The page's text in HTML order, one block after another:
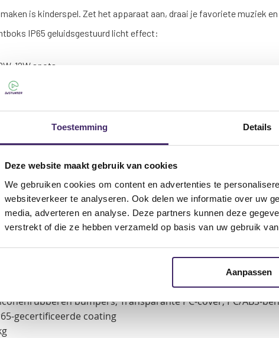
Toestemming Details
Deze website maakt gebruik van cookies
We gebruiken cookies om content en advertenties te
websiteverkeer te analyseren. Ook delen we informatie over uw
media, adverteren en analyse. Deze partners kunnen deze
verstrekt of die ze hebben verzameld op basis van uw gebruik
Aanpassen
is kinderspel. Zet het apparaat aan, draai je favoriete muziek en
IP65 geluidsgestuurd licht effect:
12W spots,
kleurenpaletten
(Chill, Dance, Rave).
maximale helderheid en energieniveau 3 (Rave),
60% helderheid en energieniveau 2 (Dance).
USB-C.
in 2 uur.
aantal lichtbundels (afhankelijk van de omgeving)
de Soundboks-app.
bumpers,Transparante PC-cover,PC/ABS-
gecertificeerde coating